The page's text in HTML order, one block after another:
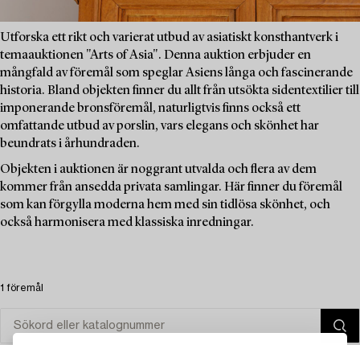
Utforska ett rikt och varierat utbud av asiatiskt konsthantverk i
temaauktionen "Arts of Asia". Denna auktion erbjuder en
mångfald av föremål som speglar Asiens långa och fascinerande
historia. Bland objekten finner du allt från utsökta sidentextilier till
imponerande bronsföremål, naturligtvis finns också ett
omfattande utbud av porslin, vars elegans och skönhet har
beundrats i århundraden.
Objekten i auktionen är noggrant utvalda och flera av dem
kommer från ansedda privata samlingar. Här finner du föremål
som kan förgylla moderna hem med sin tidlösa skönhet, och
också harmonisera med klassiska inredningar.
1 föremål